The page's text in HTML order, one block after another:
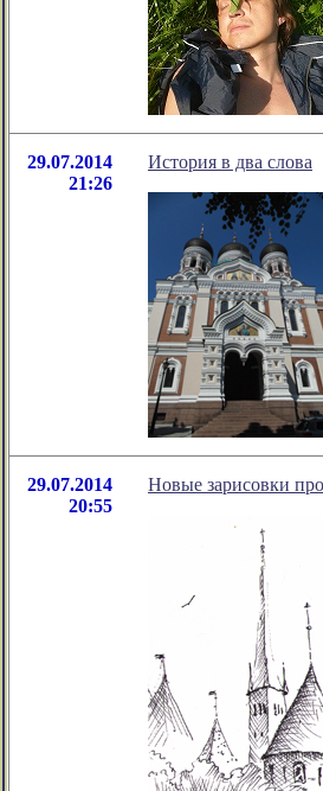
29.07.2014
21:26
История в два слова
29.07.2014
20:55
Новые зарисовки